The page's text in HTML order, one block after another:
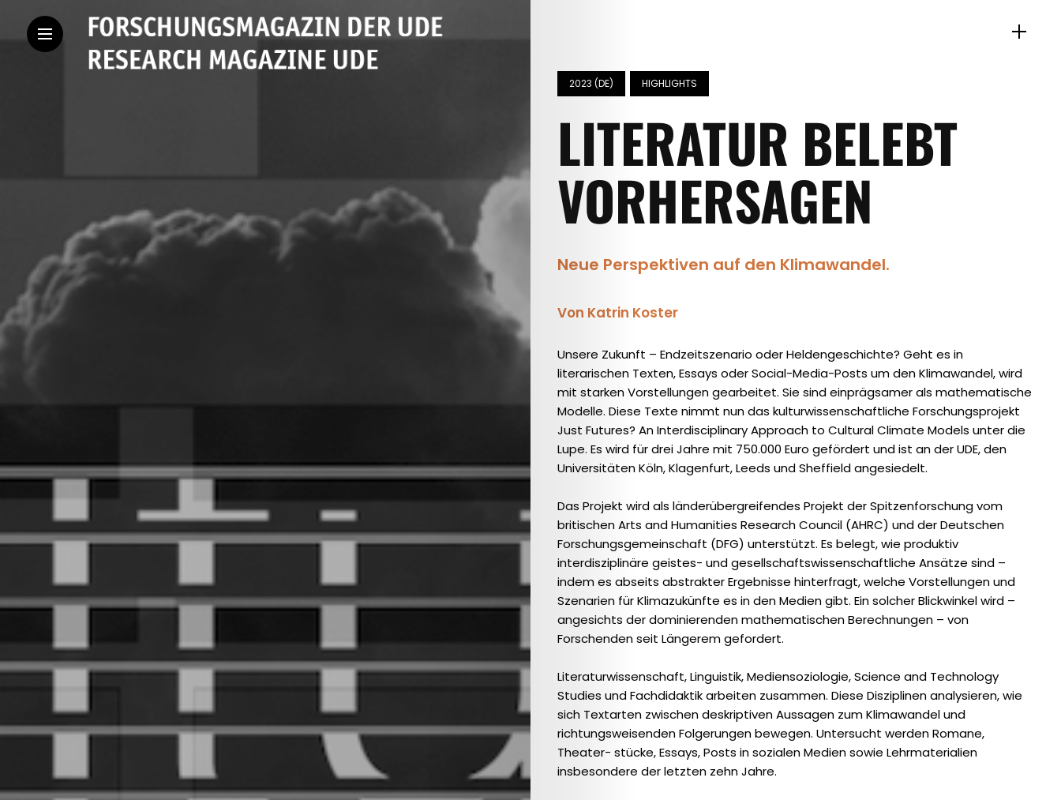
2023 (DE) HIGHLIGHTS
LITERATUR BELEBT
VORHERSAGEN
Neue Perspektiven auf den Klimawandel.
Von Katrin Koster
Unsere Zukunft – Endzeitszenario oder Heldengeschichte? Geht es in
literarischen Texten, Essays oder Social-Media-Posts um den Klimawandel, wird
mit starken Vorstellungen gearbeitet. Sie sind einprägsamer als mathematische
Modelle. Diese Texte nimmt nun das kulturwissenschaftliche Forschungsprojekt
Just Futures? An Interdisciplinary Approach to Cultural Climate Models unter die
Lupe. Es wird für drei Jahre mit 750.000 Euro gefördert und ist an der UDE, den
Universitäten Köln, Klagenfurt, Leeds und Sheffield angesiedelt.
Das Projekt wird als länderübergreifendes Projekt der Spitzenforschung vom
britischen Arts and Humanities Research Council (AHRC) und der Deutschen
Forschungsgemeinschaft (DFG) unterstützt. Es belegt, wie produktiv
interdisziplinäre geistes- und gesellschaftswissenschaftliche Ansätze sind –
indem es abseits abstrakter Ergebnisse hinterfragt, welche Vorstellungen und
Szenarien für Klimazukünfte es in den Medien gibt. Ein solcher Blickwinkel wird –
angesichts der dominierenden mathematischen Berechnungen – von
Forschenden seit Längerem gefordert.
Literaturwissenschaft, Linguistik, Mediensoziologie, Science and Technology
Studies und Fachdidaktik arbeiten zusammen. Diese Disziplinen analysieren, wie
sich Textarten zwischen deskriptiven Aussagen zum Klimawandel und
richtungsweisenden Folgerungen bewegen. Untersucht werden Romane,
Theater- stücke, Essays, Posts in sozialen Medien sowie Lehrmaterialien
insbesondere der letzten zehn Jahre.